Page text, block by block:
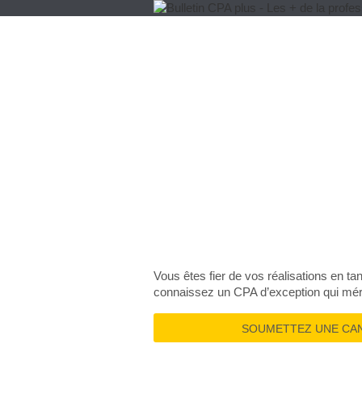
Vous êtes fier de vos réalisations en
connaissez un CPA d’exception qui
SOUMETTEZ UNE